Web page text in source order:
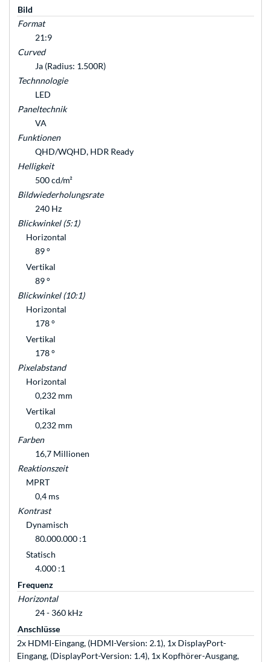
Bild
Format
21:9
Curved
Ja (Radius: 1.500R)
Technnologie
LED
Paneltechnik
VA
Funktionen
QHD/WQHD, HDR Ready
Helligkeit
500 cd/m²
Bildwiederholungsrate
240 Hz
Blickwinkel (5:1)
Horizontal
89 °
Vertikal
89 °
Blickwinkel (10:1)
Horizontal
178 °
Vertikal
178 °
Pixelabstand
Horizontal
0,232 mm
Vertikal
0,232 mm
Farben
16,7 Millionen
Reaktionszeit
MPRT
0,4 ms
Kontrast
Dynamisch
80.000.000 :1
Statisch
4.000 :1
Frequenz
Horizontal
24 - 360 kHz
Anschlüsse
2x HDMI-Eingang, (HDMI-Version: 2.1), 1x DisplayPort-
Eingang, (DisplayPort-Version: 1.4), 1x Kopfhörer-Ausgang,